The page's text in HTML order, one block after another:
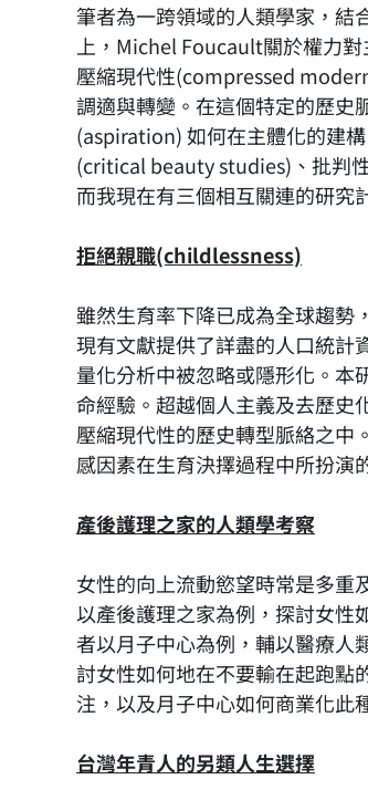
筆者為一跨領域的人類學家，結
上，Michel Foucault關於權力
壓縮現代性(compressed
調適與轉變。在這個特定的歷史
(aspiration) 如何在主體化的建
(critical beauty studies)、批判
而我現在有三個相互關連的研究
拒絕親職(childlessness)
雖然生育率下降已成為全球趨勢
現有文獻提供了詳盡的人口統計
量化分析中被忽略或隱形化。本
命經驗。超越個人主義及去歷史
壓縮現代性的歷史轉型脈絡之中
感因素在生育決擇過程中所扮演
產後護理之家的人類學考察
女性的向上流動慾望時常是多重
以產後護理之家為例，探討女性
者以月子中心為例，輔以醫療
討女性如何地在不要輸在起跑點
注，以及月子中心如何商業化此
台灣年青人的另類人生選擇